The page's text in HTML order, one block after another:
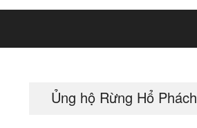
Ủng hộ Rừng Hổ Phách